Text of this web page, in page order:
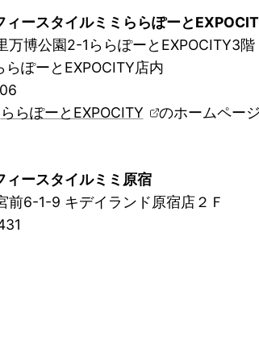
ースタイルミミららぽーと
万博公園2-1ららぽーとEXPOCITY3階
とEXPOCITY店内
ららぽーとEXPOCITY
のホームペー
ースタイルミミ原宿
6-1-9 キデイランド原宿店２Ｆ